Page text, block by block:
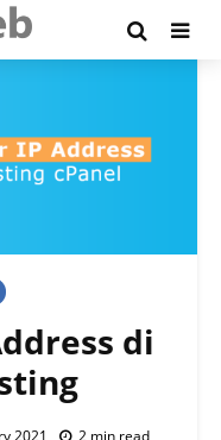
di
2021 2 min read